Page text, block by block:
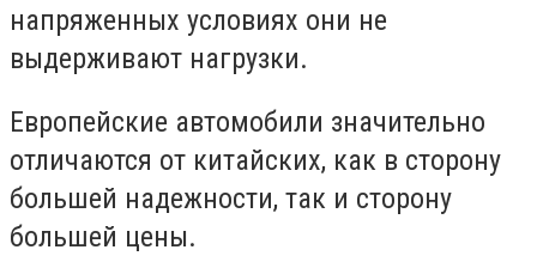
напряженных условиях они не
выдерживают нагрузки.
Европейские автомобили значительно
отличаются от китайских, как в сторону
большей надежности, так и сторону
большей цены.